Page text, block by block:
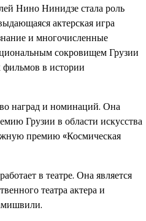
Нино Нинидзе стала роль
актерская игра
и многочисленные
сокровищем Грузии
в истории
наград и номинаций. Она
Грузии в области искусства
премию «Космическая
в театре. Она является
театра актера и